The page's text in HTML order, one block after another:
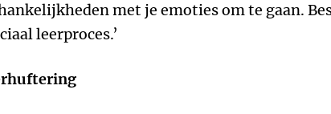
met je emoties om te gaan.
leerproces.’